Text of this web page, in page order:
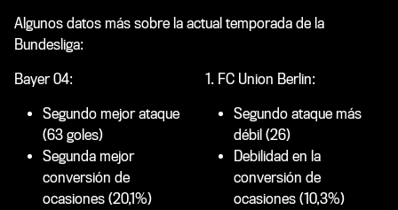
Algunos datos más sobre la actual temporada de la
Bundesliga:
Bayer 04:
Segundo mejor ataque
(63 goles)
Segunda mejor
conversión de
ocasiones (20,1%)
1. FC Union Berlin:
Segundo ataque más
débil (26)
Debilidad en la
conversión de
ocasiones (10,3%)